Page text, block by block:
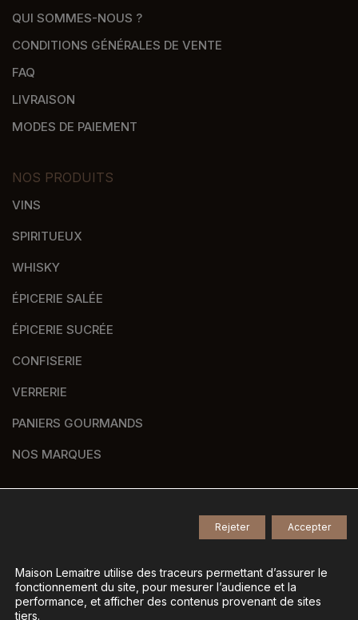
QUI SOMMES-NOUS ?
CONDITIONS GÉNÉRALES DE VENTE
FAQ
LIVRAISON
MODES DE PAIEMENT
NOS PRODUITS
VINS
SPIRITUEUX
WHISKY
ÉPICERIE SALÉE
ÉPICERIE SUCRÉE
CONFISERIE
VERRERIE
PANIERS GOURMANDS
NOS MARQUES
Tous droits réservés -
Mentions légales-
Gestion des données personnelles-
Gérer mes cookies
Maison Lemaitre utilise des traceurs permettant d’assurer le
fonctionnement du site, pour mesurer l’audience et la
performance, et afficher des contenus provenant de sites
tiers.
Accepter
Rejeter